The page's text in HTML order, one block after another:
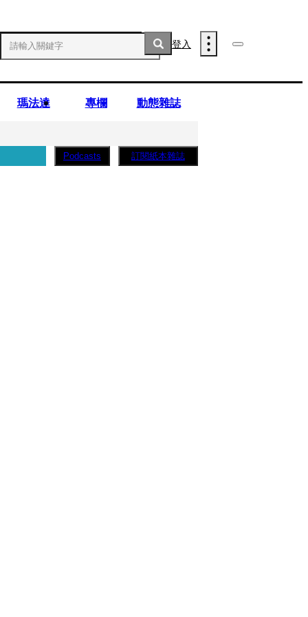
登入
瑪法達 專欄 動態雜誌
Podcasts 訂閱紙本雜誌